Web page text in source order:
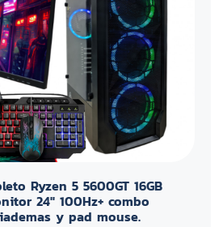
Ryzen 5 5600GT 16GB
24" 100Hz+ combo
y pad mouse.